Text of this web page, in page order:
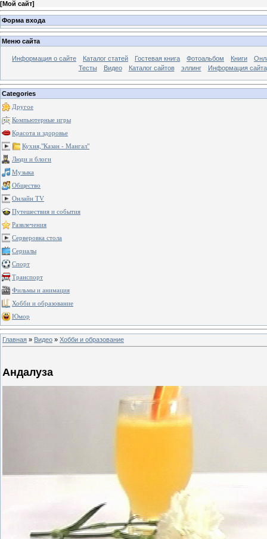
[Мой сайт]
Форма входа
Меню сайта
Информация о сайте Каталог статей Гостевая книга Фотоальбом Книги
Тесты
Видео Каталог сайтов эллинг Информация сайта
Categories
Другое
Компьютерные игры
Красота и здоровье
Кухня,"Казан - Мангал"
Люди и блоги
Музыка
Общество
Онлайн TV
Путешествия и события
Развлечения
Серверовка стола
Сериалы
Спорт
Транспорт
Фильмы и анимация
Хобби и образование
Юмор
Главная » Видео » Хобби и образование
Андалуза